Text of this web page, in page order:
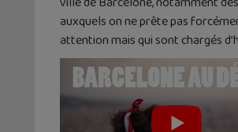
auxquels on ne prête pas
attention mais qui sont chargés